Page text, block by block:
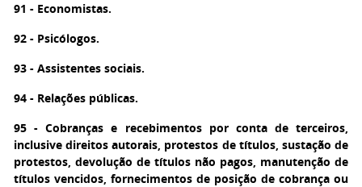
91 - Economistas.
92 - Psicólogos.
93 - Assistentes sociais.
94 - Relações públicas.
95 - Cobranças e recebimentos por conta de terceiros,
inclusive direitos autorais, protestos de títulos, sustação de
protestos, devolução de títulos não pagos, manutenção de
títulos vencidos, fornecimentos de posição de cobrança ou